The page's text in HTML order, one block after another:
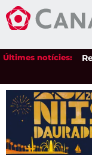
Últimes notícies:Reus,